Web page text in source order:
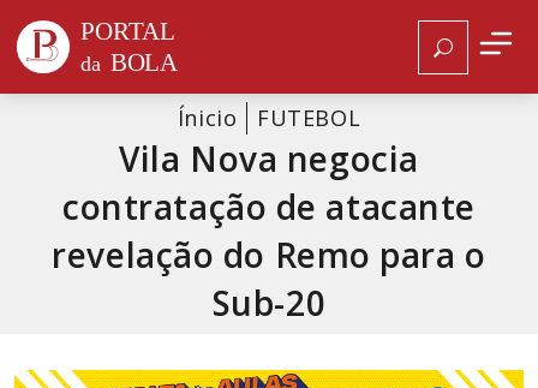
Ínicio FUTEBOL
Vila Nova negocia
contratação de atacante
revelação do Remo para o
Sub-20